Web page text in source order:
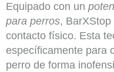
Equipado con un
para perros, BarXStop
contacto físico. Esta
específicamente para
perro de forma